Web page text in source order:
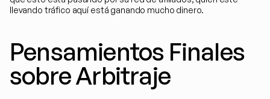
llevando tráfico aquí está ganando mucho dinero.
Pensamientos Finales
sobre Arbitraje